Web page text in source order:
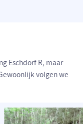
Eschdorf R, maar
volgen we